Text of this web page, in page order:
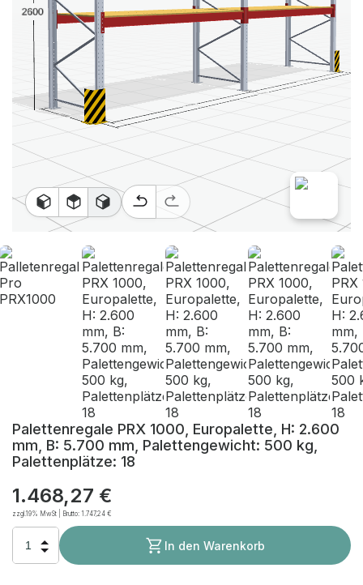
Palettenregale PRX 1000, Europalette, H: 2.600
mm, B: 5.700 mm, Palettengewicht: 500 kg,
Palettenplätze: 18
1.468,27 €
zzgl.19% MwSt | Brutto:1.747,24 €
In den Warenkorb